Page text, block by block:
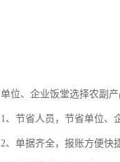
单位、企业饭堂选择农副
1、节省人员，节省单位、
2、单据齐全，报账方便快